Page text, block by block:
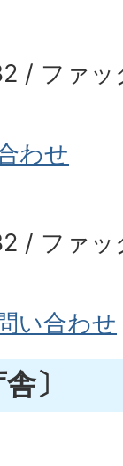
/ ファ
わせ
/ ファ
い合わせ
〕